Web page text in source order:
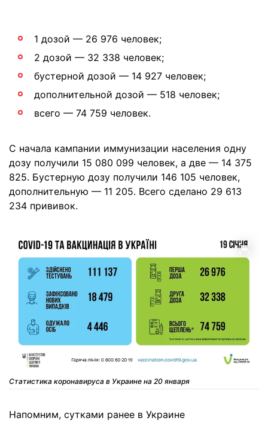
1 дозой — 26 976 человек;
2 дозой — 32 338 человек;
бустерной дозой — 14 927 человек;
дополнительной дозой — 518 человек;
всего — 74 759 человек.
С начала кампании иммунизации населения одну
дозу получили 15 080 099 человек, а две — 14 375
825. Бустерную дозу получили 146 105 человек,
дополнительную — 11 205. Всего сделано 29 613
234 прививок.
Статистика коронавируса в Украине на 20 января
Напомним, сутками ранее в Украине